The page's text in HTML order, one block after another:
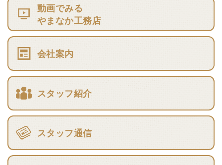
動画でみる
やまなか工務店
会社案内
スタッフ紹介
スタッフ通信